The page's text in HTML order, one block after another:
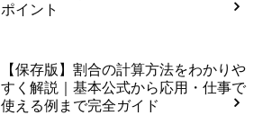
ポイント
【保存版】割合の計算方法をわかりや
すく解説｜基本公式から応用・仕事で
使える例まで完全ガイド